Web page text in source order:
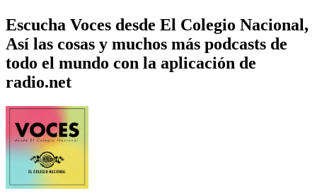
Escucha Voces desde El Colegio Nacional,
Así las cosas y muchos más podcasts de
todo el mundo con la aplicación de
radio.net